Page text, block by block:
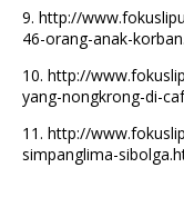
9. http://
46-orang-anak-
10. http://
yang-nongkrong-di-
11. http://
simpanglima-